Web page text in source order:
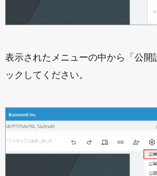
表示されたメニューの中から「公開
ックしてください。